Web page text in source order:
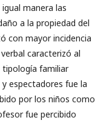
manera las
a la propiedad del
con mayor incidencia
caracterizó al
tipología familiar
espectadores fue la
por los niños como
fue percibido